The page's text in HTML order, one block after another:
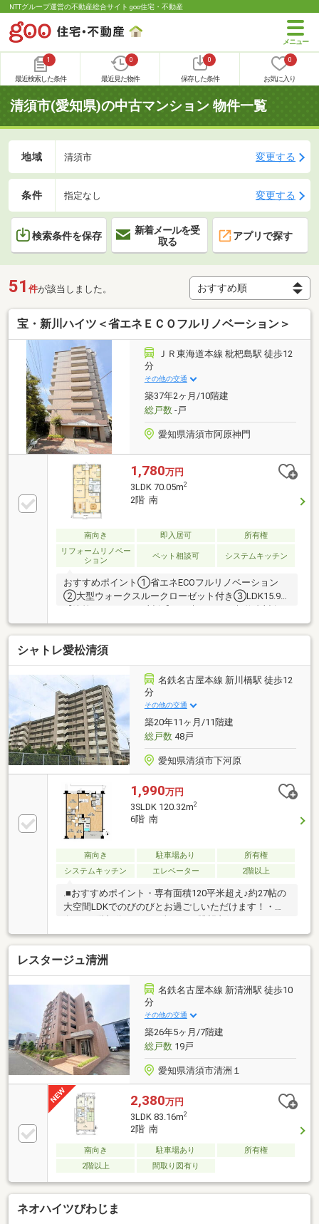
NTTグループ運営の不動産総合サイト goo住宅・不動産
1
最近検索した条件
0
最近見た物件
0
保存した条件
0
お気に入り
清須市(愛知県)の中古マンション 物件一覧
地域 清須市 変更する
条件 指定なし 変更する
検索条件を保存
新着メールを受
取る
アプリで探す
51 件が該当しました。
宝・新川ハイツ＜省エネＥＣＯフルリノベーション＞
ＪＲ東海道本線 枇杷島駅 徒歩12
分
その他の交通
築37年2ヶ月/10階建
総戸数-戸
愛知県清須市阿原神門
1,780万円
3LDK 70.05m2
2階 南
南向き 即入居可
所有権
リフォームリノベー
ション
ペット相談可 システムキッチン
おすすめポイント①省エネECOフルリノベーション
②大型ウォークスルークローゼット付き③LDK15.9帖
詳細はお問合せください！◇南面に内窓を新設。省エ
ネ効果・防音など機能性アップ◇洗練された空間◇ウ
ォークスルークローゼット×充実の収納片付けが楽し
くなる、整う暮らしエレベーター／ペット可／全室収
納付き星の宮小学校 徒歩7分 新川中学校 徒歩15分近
隣駐車場 徒歩2分～徒歩5分圏内に、日常がすべて揃
う。フットワークを軽くする街～新築時分譲主・管理
は宝グループの安心感
シャトレ愛松清須
名鉄名古屋本線 新川橋駅 徒歩12
分
その他の交通
築20年11ヶ月/11階建
総戸数48戸
愛知県清須市下河原
1,990万円
3SLDK 120.32m2
6階 南
南向き 駐車場あり
所有権
システムキッチン
エレベーター 2階以上
.■おすすめポイント・専有面積120平米超え♪約27帖の
大空間LDKでのびのびとお過ごしいただけます！・南
向きの6階部分につき日当たり・眺望良好です！・
SIC、WIC、大型の納戸があるので頼もしい収納力を兼
ね備えています♪・最寄駅から名古屋駅まで電車で約
10分！通勤や通学、お出かけの際にも便利な立地です
♪■アクセス・名鉄名古屋本線「新川橋」駅 徒歩約12
分■周辺環境・土器野保育園 徒歩約11分・新川小学
校 徒歩約17分・新川中学校 徒歩約27分・セブンイ
レブン清須須ケ口店 徒歩約15分・ザ・ビッグエクス
プレス日比津店 車約9分是非一度、現地ご内覧くだ
さいませ！
レスタージュ清洲
名鉄名古屋本線 新清洲駅 徒歩10
分
その他の交通
築26年5ヶ月/7階建
総戸数19戸
愛知県清須市清洲１
2,380万円
3LDK 83.16m2
2階 南
南向き 駐車場あり
所有権
2階以上
間取り図有り
ネオハイツびわじま